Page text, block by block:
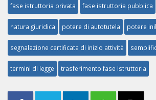
fase istruttoria privata fase istruttoria pubblica
natura giuridica potere di autotutela potere
segnalazione certificata di inizio attività
termini di legge trasferimento fase istruttoria